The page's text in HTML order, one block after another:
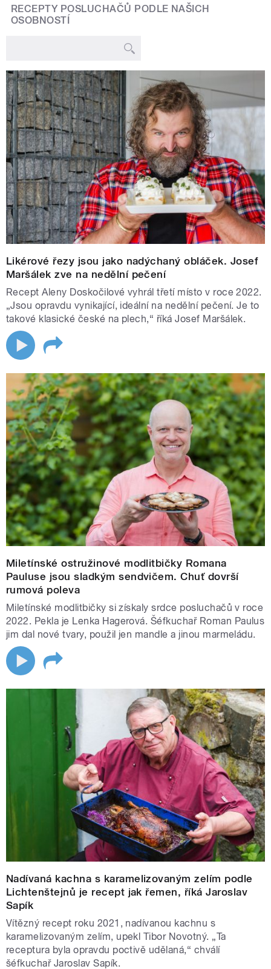
RECEPTY POSLUCHAČŮ PODLE NAŠICH
OSOBNOSTÍ
Likérové řezy jsou jako nadýchaný obláček. Josef
Maršálek zve na nedělní pečení
Recept Aleny Doskočilové vyhrál třetí místo v roce 2022.
„Jsou opravdu vynikající, ideální na nedělní pečení. Je to
takové klasické české na plech,“ říká Josef Maršálek.
Miletínské ostružinové modlitbičky Romana
Pauluse jsou sladkým sendvičem. Chuť dovrší
rumová poleva
Miletínské modlitbičky si získaly srdce posluchačů v roce
2022. Pekla je Lenka Hagerová. Šéfkuchař Roman Paulus
jim dal nové tvary, použil jen mandle a jinou marmeládu.
Nadívaná kachna s karamelizovaným zelím podle
Lichtenštejnů je recept jak řemen, říká Jaroslav
Sapík
Vítězný recept roku 2021, nadívanou kachnu s
karamelizovaným zelím, upekl Tibor Novotný. „Ta
receptura byla opravdu poctivě udělaná,“ chválí
šéfkuchař Jaroslav Sapík.